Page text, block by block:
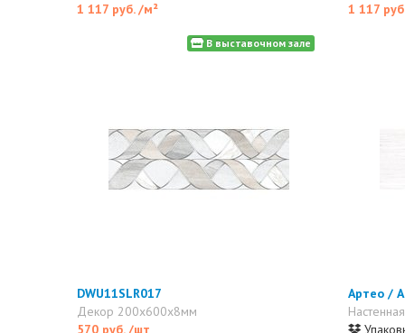
1 117 руб./м²
1 117
В выставочном зале
DWU11SLR017
Декор 200x600x8мм
570 руб./шт
Артео /